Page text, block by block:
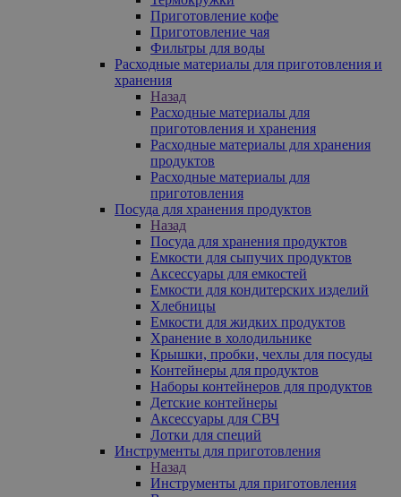
Приготовление кофе
Приготовление чая
Фильтры для воды
Расходные материалы для приготовления и
хранения
Назад
Расходные материалы для
приготовления и хранения
Расходные материалы для хранения
продуктов
Расходные материалы для
приготовления
Посуда для хранения продуктов
Назад
Посуда для хранения продуктов
Емкости для сыпучих продуктов
Аксессуары для емкостей
Емкости для кондитерских изделий
Хлебницы
Емкости для жидких продуктов
Хранение в холодильнике
Крышки, пробки, чехлы для посуды
Контейнеры для продуктов
Наборы контейнеров для продуктов
Детские контейнеры
Аксессуары для СВЧ
Лотки для специй
Инструменты для приготовления
Назад
Инструменты для приготовления